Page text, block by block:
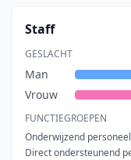
Staff
GESLACHT
Man
Vrouw
FUNCTIEGROEPEN
Onderwijzend personeel